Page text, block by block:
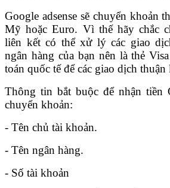
Google adsense sẽ chuyển khoản
Mỹ hoặc Euro. Vì thế hãy chắc
liên kết có thể xử lý các giao
ngân hàng của bạn nên là thẻ
toán quốc tế để các giao dịch
Thông tin bắt buộc để nhận tiền
chuyển khoản:
- Tên chủ tài khoản.
- Tên ngân hàng.
- Số tài khoản